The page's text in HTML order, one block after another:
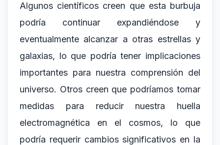
Algunos científicos creen que esta burbuja
podría continuar expandiéndose y
eventualmente alcanzar a otras estrellas y
galaxias, lo que podría tener implicaciones
importantes para nuestra comprensión del
universo. Otros creen que podríamos tomar
medidas para reducir nuestra huella
electromagnética en el cosmos, lo que
podría requerir cambios significativos en la